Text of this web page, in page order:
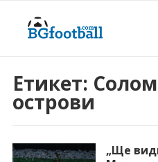
Етикет:
острови
„Ще